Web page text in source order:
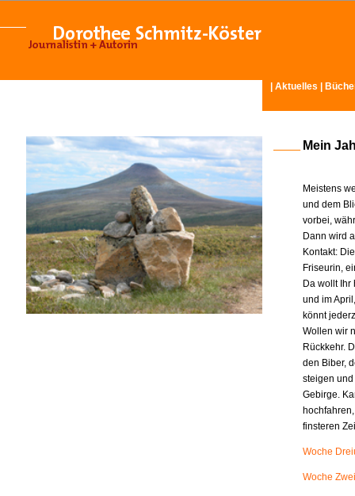
Aktuelles
Mein
Meistens
und dem
vorbei,
Dann wird
Kontakt:
Friseurin,
Da wollt
und im
könnt
Wollen wir
Rückkehr.
den Biber,
steigen
Gebirge.
finsteren
Woche
Woche